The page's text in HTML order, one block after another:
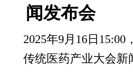
闻发布会
2025年9月16日
传统医药产业大会新